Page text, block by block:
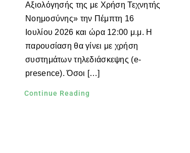
Αξιολόγησής της με Χρήση Τεχνητής
Νοημοσύνης» την Πέμπτη 16
Ιουλίου 2026 και ώρα 12:00 μ.μ. Η
παρουσίαση θα γίνει με χρήση
συστημάτων τηλεδιάσκεψης (e-
presence). Όσοι […]
Continue Reading